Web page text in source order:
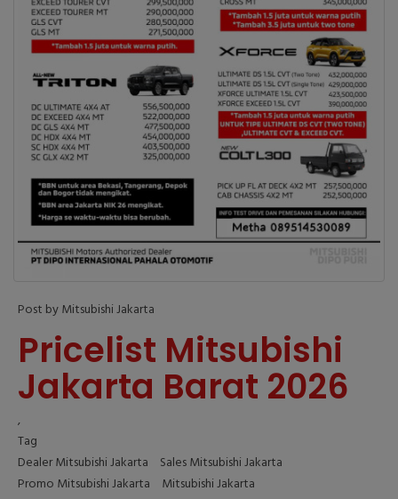
Post by Mitsubishi Jakarta
Pricelist Mitsubishi
Jakarta Barat 2026
,
Tag
Dealer Mitsubishi Jakarta
Sales Mitsubishi Jakarta
Promo Mitsubishi Jakarta
Mitsubishi Jakarta